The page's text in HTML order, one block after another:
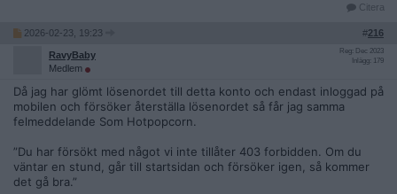
Citera
2026-02-23, 19:23 #216
RavyBaby
Medlem
Reg: Dec 2023
Inlägg: 179
Då jag har glömt lösenordet till detta konto och endast inloggad på
mobilen och försöker återställa lösenordet så får jag samma
felmeddelande Som Hotpopcorn.
”Du har försökt med något vi inte tillåter 403 forbidden. Om du
väntar en stund, går till startsidan och försöker igen, så kommer
det gå bra.”